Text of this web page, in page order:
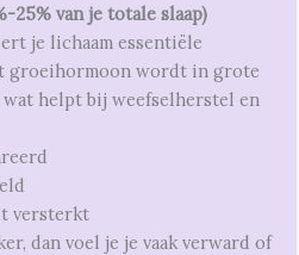
25% van je totale slaap)
je lichaam essentiële
groeihormoon wordt in grote
wat helpt bij weefselherstel en
versterkt
dan voel je je vaak verward of